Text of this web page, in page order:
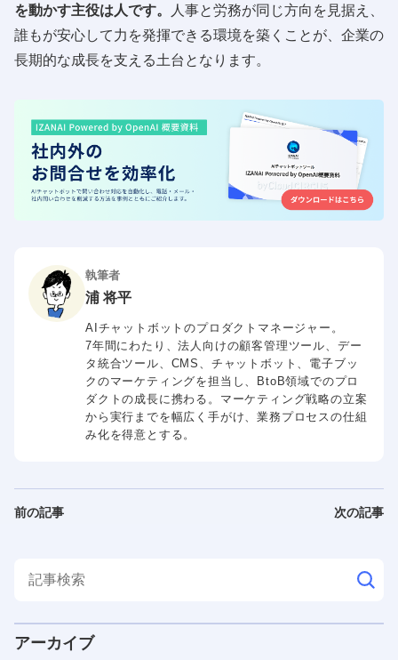
を動かす主役は人です。
人事と労務が同じ方向を見据え、
誰もが安心して力を発揮できる環境を築くことが、企業の
長期的な成長を支える土台となります。
執筆者
浦 将平
AIチャットボットのプロダクトマネージャー。
7年間にわたり、法人向けの顧客管理ツール、デー
タ統合ツール、CMS、チャットボット、電子ブッ
クのマーケティングを担当し、BtoB領域でのプロ
ダクトの成長に携わる。マーケティング戦略の立案
から実行までを幅広く手がけ、業務プロセスの仕組
み化を得意とする。
前の記事 次の記事
アーカイブ